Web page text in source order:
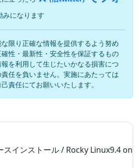
みになります
限り正確な情報を提供するよう努め
性・最新性・安全性を保証するもの
を利用して生じたいかなる損害につ
任を負いません。実施にあたっては
責任にてお願いいたします。
スインストール / Rocky Linux9.4 on